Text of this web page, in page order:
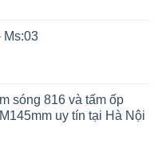
Ms:03
sóng 816 và tấm ốp
uy tín tại Hà Nội